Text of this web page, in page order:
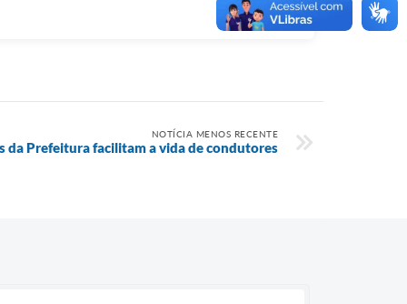
NOTÍCIA MENOS RECENTE
da Prefeitura facilitam a vida de condutores